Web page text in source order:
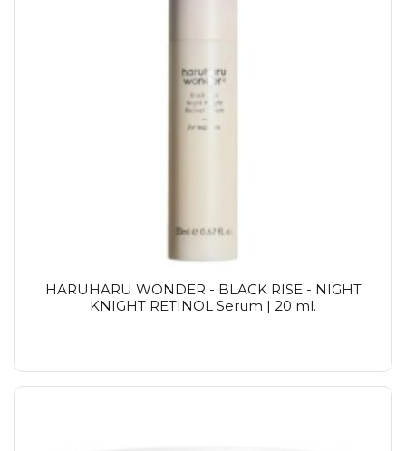
HARUHARU WONDER - BLACK RISE - NIGHT
KNIGHT RETINOL Serum | 20 ml.